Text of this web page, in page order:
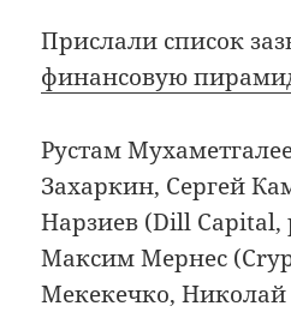
Прислали список
финансовую
Рустам
Захаркин, Сергей
Нарзиев (Dill Capital,
Максим Мернес
Мекекечко,